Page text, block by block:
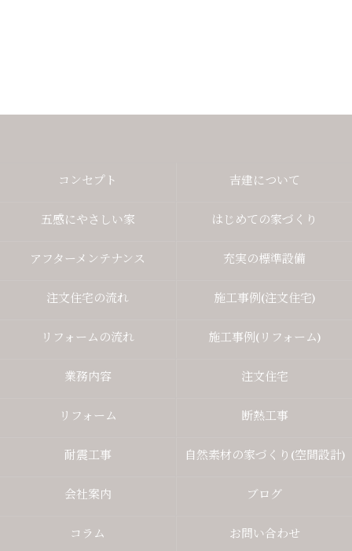
コンセプト 吉建について
五感にやさしい家 はじめての家づくり
アフターメンテナンス 充実の標準設備
注文住宅の流れ 施工事例(注文住宅)
リフォームの流れ 施工事例(リフォーム)
業務内容 注文住宅
リフォーム 断熱工事
耐震工事 自然素材の家づくり(空間設計)
会社案内 ブログ
コラム お問い合わせ